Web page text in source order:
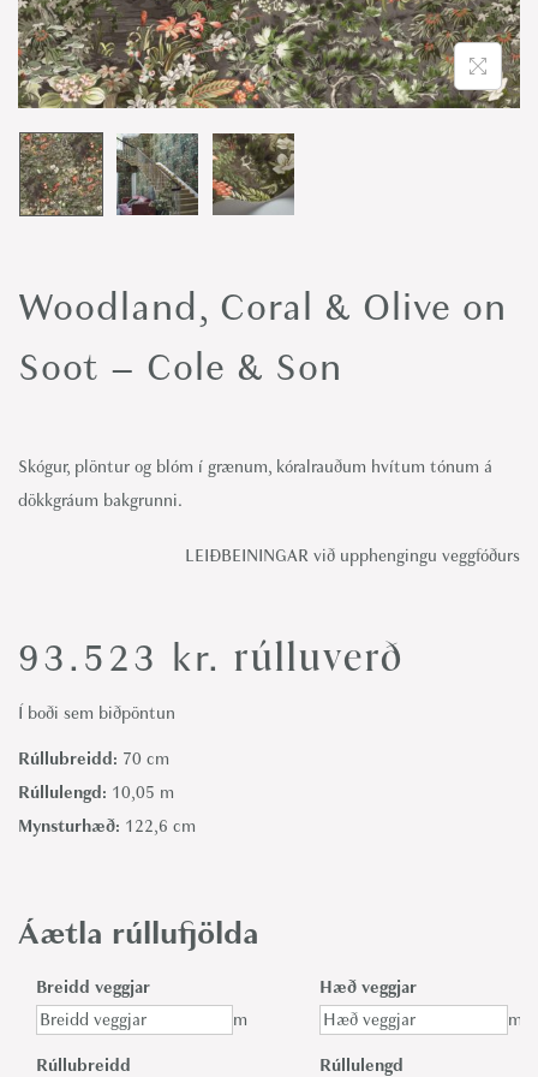
o
n
Woodland, Coral & Olive on
Soot – Cole & Son
93.523 kr. rúlluverð
Skógur, plöntur og blóm í grænum, kóralrauðum hvítum tónum á
dökkgráum bakgrunni.
LEIÐBEININGAR við upphengingu veggfóðurs
Í boði sem biðpöntun
Rúllubreidd: 70 cm
Rúllulengd: 10,05 m
Mynsturhæð: 122,6 cm
Áætla rúllufjölda
Breidd veggjar
m
Hæð veggjar
m
Rúllubreidd
Rúllulengd